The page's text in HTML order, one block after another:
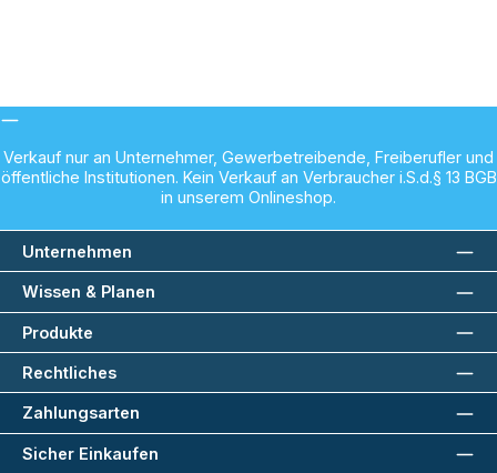
Verkauf nur an Unternehmer, Gewerbetreibende, Freiberufler und
öffentliche Institutionen. Kein Verkauf an Verbraucher i.S.d.§ 13 BGB
in unserem Onlineshop.
Unternehmen
Wissen & Planen
Produkte
Rechtliches
Zahlungsarten
Sicher Einkaufen